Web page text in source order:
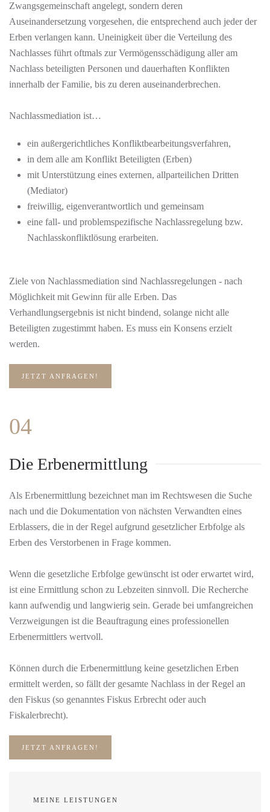
Zwangsgemeinschaft angelegt, sondern deren
Auseinandersetzung vorgesehen, die entsprechend auch jeder der
Erben verlangen kann. Uneinigkeit über die Verteilung des
Nachlasses führt oftmals zur Vermögensschädigung aller am
Nachlass beteiligten Personen und dauerhaften Konflikten
innerhalb der Familie, bis zu deren auseinanderbrechen.
Nachlassmediation ist…
ein außergerichtliches Konfliktbearbeitungsverfahren,
in dem alle am Konflikt Beteiligten (Erben)
mit Unterstützung eines externen, allparteilichen Dritten
(Mediator)
freiwillig, eigenverantwortlich und gemeinsam
eine fall- und problemspezifische Nachlassregelung bzw.
Nachlasskonfliktlösung erarbeiten.
Ziele von Nachlassmediation sind Nachlassregelungen - nach
Möglichkeit mit Gewinn für alle Erben. Das
Verhandlungsergebnis ist nicht bindend, solange nicht alle
Beteiligten zugestimmt haben. Es muss ein Konsens erzielt
werden.
JETZT ANFRAGEN!
04
Die Erbenermittlung
Als Erbenermittlung bezeichnet man im Rechtswesen die Suche
nach und die Dokumentation von nächsten Verwandten eines
Erblassers, die in der Regel aufgrund gesetzlicher Erbfolge als
Erben des Verstorbenen in Frage kommen.
Wenn die gesetzliche Erbfolge gewünscht ist oder erwartet wird,
ist eine Ermittlung schon zu Lebzeiten sinnvoll. Die Recherche
kann aufwendig und langwierig sein. Gerade bei umfangreichen
Verzweigungen ist die Beauftragung eines professionellen
Erbenermittlers wertvoll.
Können durch die Erbenermittlung keine gesetzlichen Erben
ermittelt werden, so fällt der gesamte Nachlass in der Regel an
den Fiskus (so genanntes Fiskus Erbrecht oder auch
Fiskalerbrecht).
JETZT ANFRAGEN!
MEINE LEISTUNGEN